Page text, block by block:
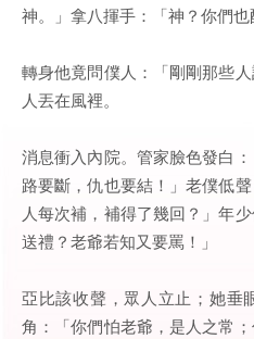
神。」拿八揮手：「神？你們也
轉身他竟問僕人：「剛剛那些
人丟在風裡。
消息衝入內院。管家臉色發白
路要斷，仇也要結！」老僕低
人每次補，補得了幾回？」年
送禮？老爺若知又要罵！」
亞比該收聲，眾人立止；她垂
角：「你們怕老爺，是人之常